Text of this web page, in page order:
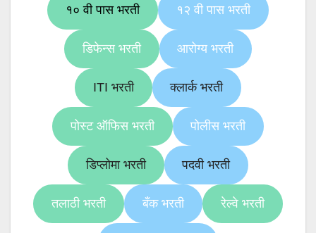
१० वी पास भरती १२ वी पास भरती
डिफेन्स भरती आरोग्य भरती
ITI भरती क्लार्क भरती
पोस्ट ऑफिस भरती पोलीस भरती
डिप्लोमा भरती पदवी भरती
तलाठी भरती बँक भरती रेल्वे भरती